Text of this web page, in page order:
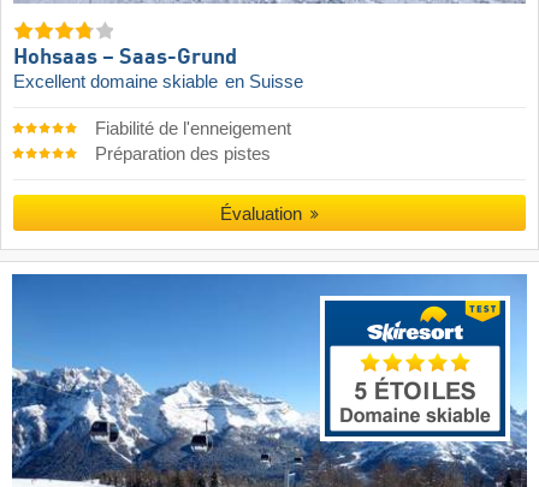
Hohsaas – Saas-Grund
Excellent domaine skiable en Suisse
Fiabilité de l'enneigement
Préparation des pistes
Évaluation